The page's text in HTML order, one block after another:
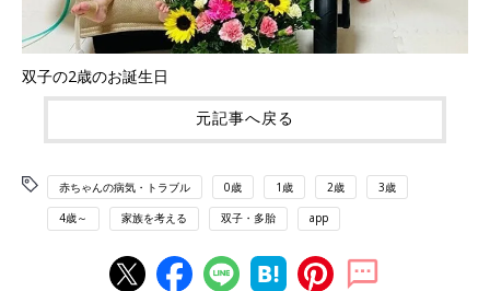
双子の2歳のお誕生日
元記事へ戻る
赤ちゃんの病気・トラブル 0歳 1歳 2歳 3歳
4歳～ 家族を考える 双子・多胎 app